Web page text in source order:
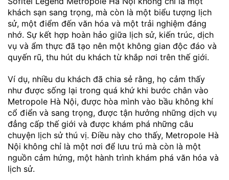
khách sạn sang trọng, mà còn là một biểu tượng lịch
sử, một điểm đến văn hóa và một trải nghiệm đáng
nhớ. Sự kết hợp hoàn hảo giữa lịch sử, kiến trúc, dịch
vụ và ẩm thực đã tạo nên một không gian độc đáo và
quyến rũ, thu hút du khách từ khắp nơi trên thế giới.
Ví dụ, nhiều du khách đã chia sẻ rằng, họ cảm thấy
như được sống lại trong quá khứ khi bước chân vào
Metropole Hà Nội, được hòa mình vào bầu không khí
cổ điển và sang trọng, được tận hưởng những dịch vụ
đẳng cấp thế giới và được khám phá những câu
chuyện lịch sử thú vị. Điều này cho thấy, Metropole Hà
Nội không chỉ là một nơi để lưu trú mà còn là một
nguồn cảm hứng, một hành trình khám phá văn hóa và
lịch sử.